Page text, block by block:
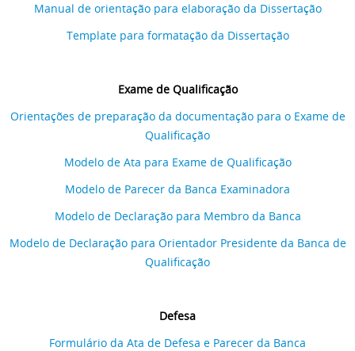
Manual de orientação para elaboração da Dissertação
Template para formatação da Dissertação
Exame de Qualificação
Orientações de preparação da documentação para o Exame de
Qualificação
Modelo de Ata para Exame de Qualificação
Modelo de Parecer da Banca Examinadora
Modelo de Declaração para Membro da Banca
Modelo de Declaração para Orientador Presidente da Banca de
Qualificação
Defesa
Formulário da Ata de Defesa e Parecer da Banca